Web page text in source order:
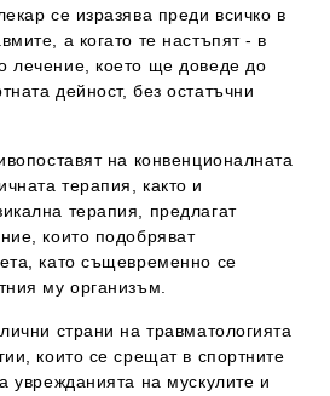
се изразява преди всичко в
а когато те настъпят - в
лечение, което ще доведе до
дейност, без остатъчни
на конвенционалната
терапия, както и
терапия, предлагат
които подобряват
като същевременно се
му организъм.
страни на травматологията
които се срещат в спортните
уврежданията на мускулите и